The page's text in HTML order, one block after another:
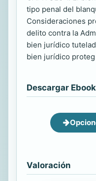
tipo penal del
Consideraciones
delito contra la
bien jurídico
bien jurídico proteg
Descargar Ebook
Valoración